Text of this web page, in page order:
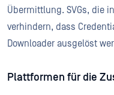
Übermittlung. SVGs, die
verhindern, dass
Downloader ausgelöst
Plattformen für die